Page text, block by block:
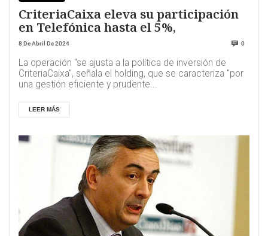
CriteriaCaixa eleva su participación
en Telefónica hasta el 5%,
8 De Abril De 2024 0
La operación "se ajusta a la política de inversión de
CriteriaCaixa", señala el holding, que se caracteriza "por
una gestión eficiente y prudente...
LEER MÁS